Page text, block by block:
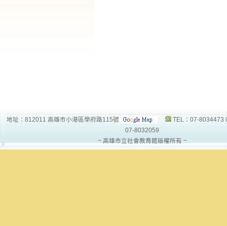
地址：812011 高雄市小港區學府路115號
TEL：07-8034473
07-8032059
~ 高雄市立社會教育館版權所有 ~